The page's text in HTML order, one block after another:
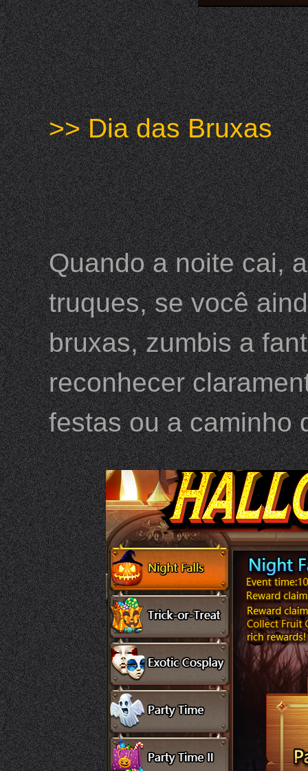
>> Dia das Bruxas
Quando a noite cai,
truques, se você
bruxas, zumbis a
reconhecer
festas ou a caminho